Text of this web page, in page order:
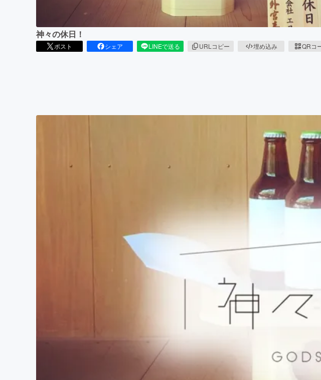
CAMPFIREふる
神々の休日！
ポスト シェア LINEで送る URLコピー 埋め込み QRコ